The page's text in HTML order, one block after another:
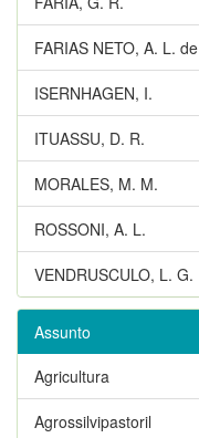
FARIAS NETO, A. L. de
ISERNHAGEN, I.
ITUASSU, D. R.
MORALES, M. M.
ROSSONI, A. L.
VENDRUSCULO, L. G.
Assunto
Agricultura
Agrossilvipastoril